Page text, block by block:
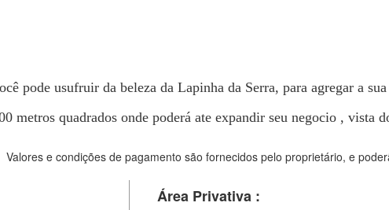
pode usufruir da beleza da Lapinha da Serra, para agregar a
metros quadrados onde poderá ate expandir seu negocio , vista
Valores e condições de pagamento são fornecidos pelo proprietário, e
Área Privativa :